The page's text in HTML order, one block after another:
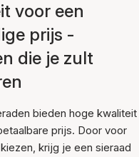
voor een
prijs -
die je zult
bieden hoge kwaliteit
prijs. Door voor
krijg je een sieraad